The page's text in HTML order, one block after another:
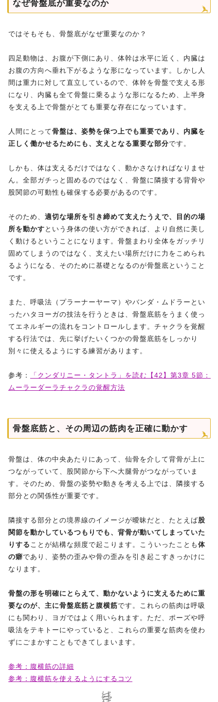
なぜ骨盤底が重要なのか
ではそもそも、骨盤底がなぜ重要なのか？
四足動物は、お腹が下側にあり、体幹は水平に近く、内臓は
お腹の方向へ垂れ下がるような形になっています。しかし人
間は重力に対して直立しているので、体幹を骨盤で支える形
になり、内臓も全て骨盤に乗るような形になるため、上半身
を支える上で骨盤がとても重要な存在になっています。
人間にとって骨盤は、姿勢を保つ上でも重要であり、内臓を
正しく働かせるためにも、支えとなる重要な部分です。
しかも、体は支えるだけではなく、動かさなければなりませ
ん。全部ガチっと固めるのではなく、骨盤に隣接する背骨や
股関節の可動性も確保する必要があるのです。
そのため、 適切な場所を引き締めて支えたうえで、目的の場
所を動かすという身体の使い方ができれば、より自然に美し
く動けるということになります。骨盤まわり全体をガッチリ
固めてしまうのではなく、支えたい場所だけに力をこめられ
るようになる、そのために基礎となるのが骨盤底ということ
です。
また、呼吸法（プラーナーヤーマ）やバンダ・ムドラーとい
ったハタヨーガの技法を行うときは、骨盤底筋をうまく使っ
てエネルギーの流れをコントロールします。チャクラを覚醒
する行法では、先に挙げたいくつかの骨盤底筋をしっかり
別々に使えるようにする練習があります。
参考：
「クンダリニー・タントラ」を読む【42】第3章 5節：
ムーラーダーラチャクラの覚醒方法
骨盤底筋と、その周辺の筋肉を正確に動かす
骨盤は、体の中央あたりにあって、仙骨を介して背骨が上に
つながっていて、股関節から下へ大腿骨がつながっていま
す。そのため、骨盤の姿勢や動きを考える上では、隣接する
部分との関係性が重要です。
隣接する部分との境界線のイメージが曖昧だと、たとえば股
関節を動かしているつもりでも、背骨が動いてしまっていた
りする ことが結構な頻度で起こります。こういったことも体
の癖であり、姿勢の歪みや骨の歪みを引き起こすきっかけに
なります。
骨盤の形を明確にとらえて、動かないように支えるために重
要なのが、主に骨盤底筋と腹横筋です。これらの筋肉は呼吸
にも関わり、ヨガではよく用いられます。ただ、ポーズや呼
吸法をテキトーにやっていると、これらの重要な筋肉を使わ
ずにごまかすこともできてしまいます。
参考：腹横筋の詳細
参考：腹横筋を使えるようにするコツ